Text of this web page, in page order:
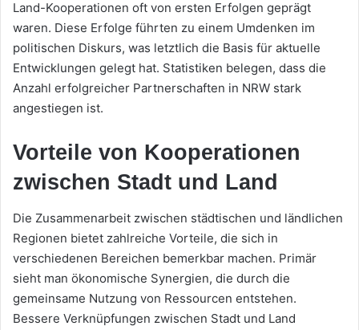
Land-Kooperationen oft von ersten Erfolgen geprägt
waren. Diese Erfolge führten zu einem Umdenken im
politischen Diskurs, was letztlich die Basis für aktuelle
Entwicklungen gelegt hat. Statistiken belegen, dass die
Anzahl erfolgreicher Partnerschaften in NRW stark
angestiegen ist.
Vorteile von Kooperationen
zwischen Stadt und Land
Die Zusammenarbeit zwischen städtischen und ländlichen
Regionen bietet zahlreiche Vorteile, die sich in
verschiedenen Bereichen bemerkbar machen. Primär
sieht man ökonomische Synergien, die durch die
gemeinsame Nutzung von Ressourcen entstehen.
Bessere Verknüpfungen zwischen Stadt und Land